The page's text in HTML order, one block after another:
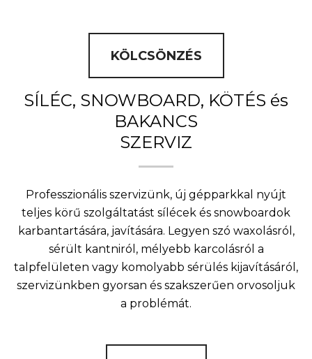
KÖLCSÖNZÉS
SÍLÉC, SNOWBOARD, KÖTÉS és
BAKANCS
SZERVIZ
Professzionális szervizünk, új gépparkkal nyújt
teljes körű szolgáltatást sílécek és snowboardok
karbantartására, javítására. Legyen szó waxolásról,
sérült kantniról, mélyebb karcolásról a
talpfelületen vagy komolyabb sérülés kijavításáról,
szervizünkben gyorsan és szakszerűen orvosoljuk
a problémát.